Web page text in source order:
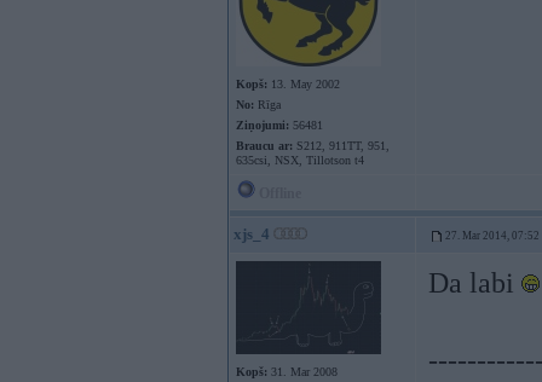
Kopš: 13. May 2002
No: Rīga
Ziņojumi: 56481
Braucu ar: S212, 911TT, 951,
635csi, NSX, Tillotson t4
xjs_4 27. Mar 2014, 07:52
Kopš: 31. Mar 2008
Da labi